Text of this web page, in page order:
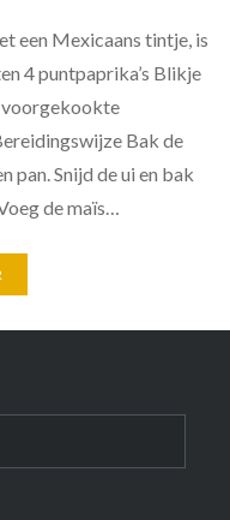
een Mexicaans tintje, is
4 puntpaprika’s Blikje
voorgekookte
Bak de
pan. Snijd de ui en bak
de maïs…